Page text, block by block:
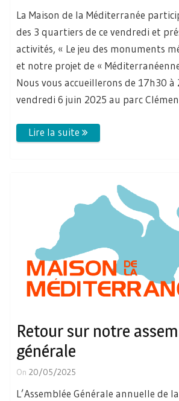
La Maison de la Méditerranée
des 3 quartiers de ce vendredi et
activités, « Le jeu des monuments
et notre projet de «
Nous vous accueillerons de 17h30 à
vendredi 6 juin 2025 au parc
Retour sur notre
générale
On 20/05/2025
L’Assemblée Générale annuelle de